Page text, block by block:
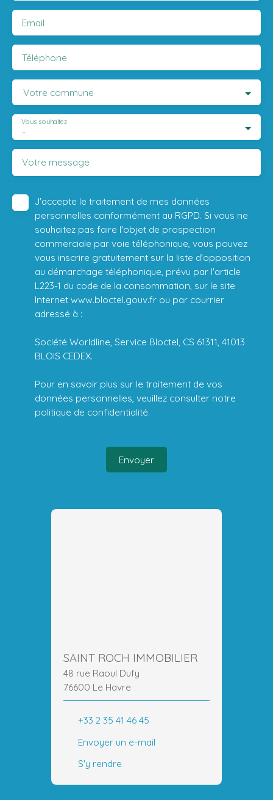
Email
Téléphone
Votre commune
-
Vous souhaitez
Votre message
J'accepte le traitement de mes données
personnelles conformément au RGPD. Si vous ne
souhaitez pas faire l'objet de prospection
commerciale par voie téléphonique, vous pouvez
vous inscrire gratuitement sur la liste d'opposition
au démarchage téléphonique, prévu par l'article
L223-1 du code de la consommation, sur le site
Internet www.bloctel.gouv.fr ou par courrier
adressé à :
Société Worldline, Service Bloctel, CS 61311, 41013
BLOIS CEDEX.
Pour en savoir plus sur le traitement de vos
données personnelles, veuillez consulter notre
politique de confidentialité.
Envoyer
SAINT ROCH IMMOBILIER
48 rue Raoul Dufy
76600 Le Havre
+33 2 35 41 46 45
Envoyer un e-mail
S'y rendre